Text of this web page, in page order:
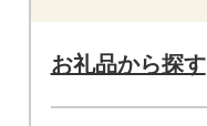
お礼品から探す